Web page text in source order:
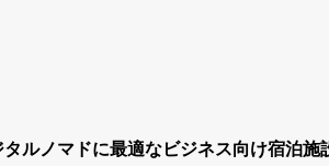
ルノマド⁠に最⁠適⁠なビ⁠ジ⁠ネ⁠ス⁠向⁠け宿⁠泊⁠施⁠